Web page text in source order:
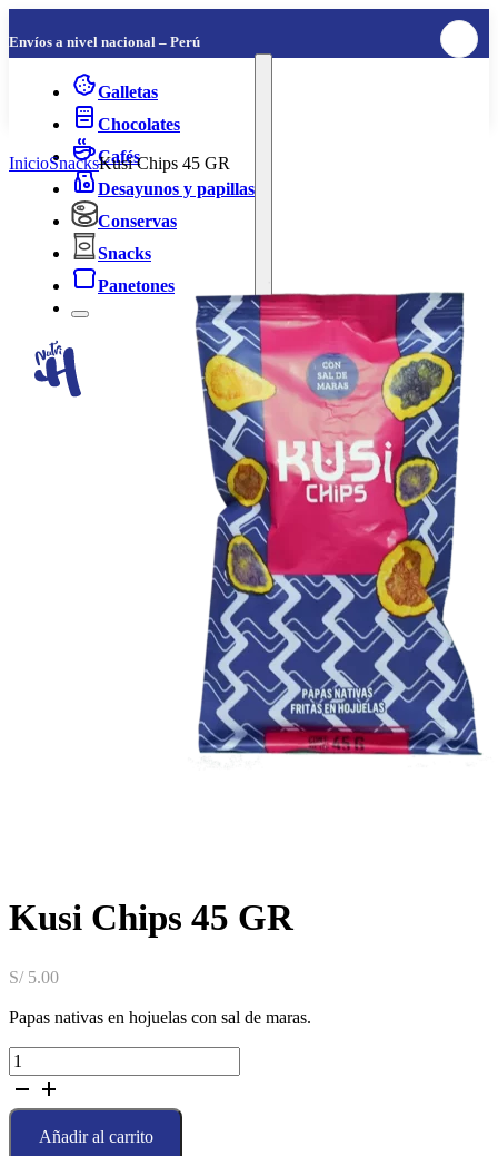
Envíos a nivel nacional – Perú
Galletas
Chocolates
Cafés
Desayunos y papillas
Conservas
Snacks
Panetones
InicioSnacksKusi Chips 45 GR
Kusi Chips 45 GR
S/5.00
Papas nativas en hojuelas con sal de maras.
Kusi
Chips
cantidadAñadir al carrito